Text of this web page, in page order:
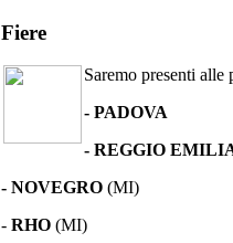
Fiere
Saremo presenti
- PADOVA
- REGGIO
- NOVEGRO(MI)
-RHO (MI)